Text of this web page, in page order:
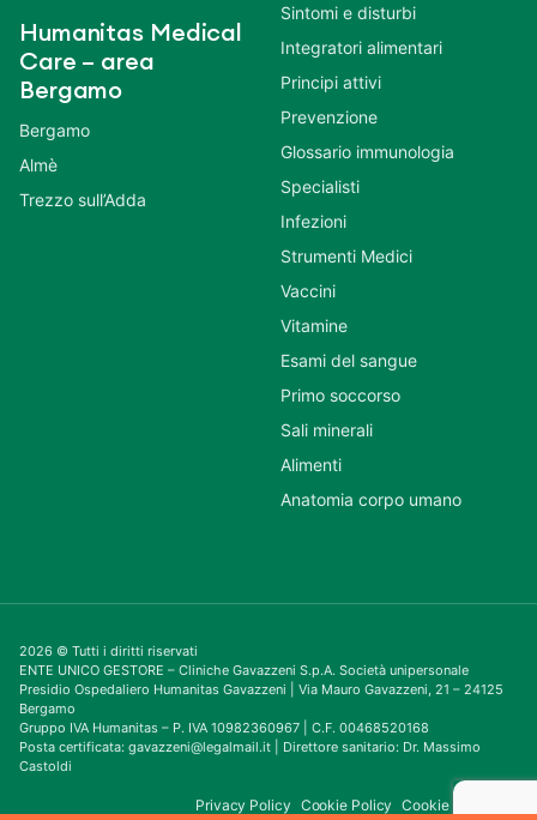
Humanitas Medical
Care – area
Bergamo
Bergamo
Almè
Trezzo sull’Adda
Sintomi e disturbi
Integratori alimentari
Principi attivi
Prevenzione
Glossario immunologia
Specialisti
Infezioni
Strumenti Medici
Vaccini
Vitamine
Esami del sangue
Primo soccorso
Sali minerali
Alimenti
Anatomia corpo umano
2026 © Tutti i diritti riservati
ENTE UNICO GESTORE – Cliniche Gavazzeni S.p.A. Società unipersonale
Presidio Ospedaliero Humanitas Gavazzeni | Via Mauro Gavazzeni, 21 – 24125
Bergamo
Gruppo IVA Humanitas – P. IVA 10982360967 | C.F. 00468520168
Posta certificata: gavazzeni@legalmail.it | Direttore sanitario: Dr. Massimo
Castoldi
Privacy Policy Cookie Policy Cookie Consent